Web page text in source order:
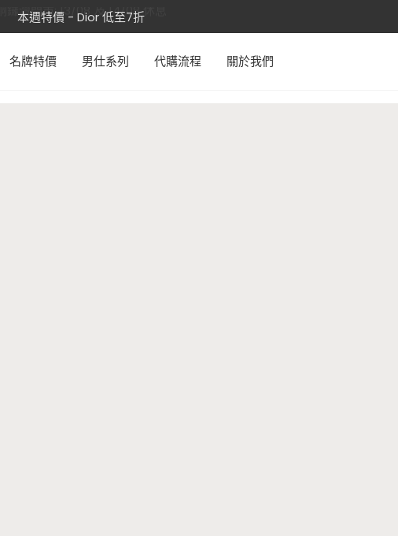
銅鑼灣門市: 13/08 及 14/08 休息
本週特價 - Dior 低至7折
轉數快付款, 即有3%折扣優惠!!
名牌特價 男仕系列 代購流程 關於我們